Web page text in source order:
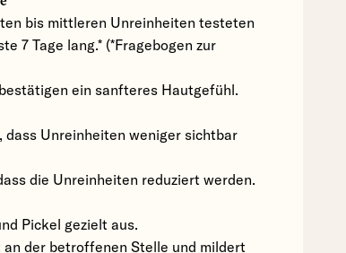
bis mittleren Unreinheiten testeten
7 Tage lang.* (*Fragebogen zur
ein sanfteres Hautgefühl.
dass Unreinheiten weniger sichtbar
die Unreinheiten reduziert werden.
Pickel gezielt aus.
der betroffenen Stelle und mildert